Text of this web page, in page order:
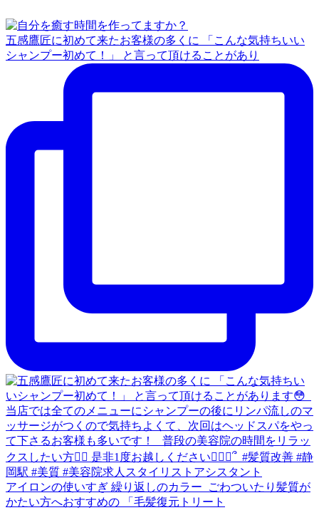
五感鷹匠に初めて来たお客様の多くに 「こんな気持ちいい
シャンプー初めて！」 と言って頂けることがあり
アイロンの使いすぎ 繰り返しのカラー ⁡ ごわついたり髪質が
かたい方へおすすめの 「毛髪復元トリート